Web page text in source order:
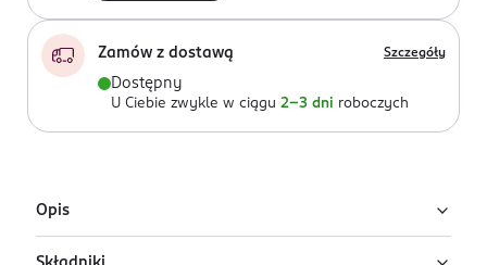
Zamów z dostawą Szczegóły
Dostępny
U Ciebie zwykle w ciągu 2-3 dni roboczych
Opis